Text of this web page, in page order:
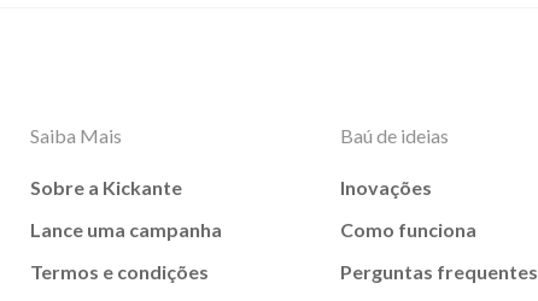
Saiba Mais
Sobre a Kickante
Lance uma campanha
Termos e condições
Baú de ideias
Inovações
Como funciona
Perguntas frequentes